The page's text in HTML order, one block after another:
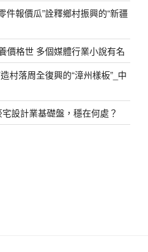
件報價瓜”詮釋鄉村振興的“新疆
價格世 多個媒體行業小說有名
落周全復興的“漳州樣板”_中
設計業基礎盤，穩在何處？